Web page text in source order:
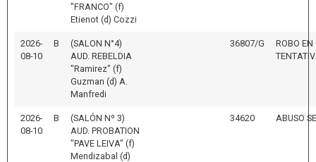
"FRANCO" (f)
Etienot (d) Cozzi
2026-
08-10
B
(SALON N°4)
AUD. REBELDIA
"Ramirez" (f)
Guzman (d) A.
Manfredi
36807/G
ROBO EN
2026-
08-10
B
(SALÓN Nº 3)
AUD. PROBATION
"PAVE LEIVA" (f)
Mendizabal (d)
34620 ABUSO